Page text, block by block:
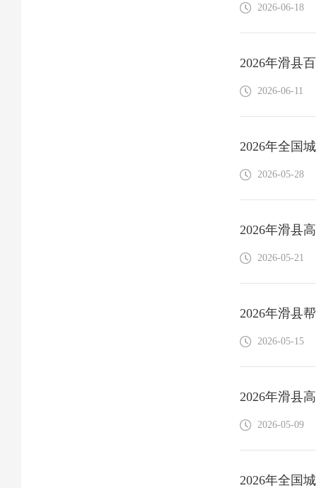
2026-06-18
2026年滑县
2026-06-11
2026年全国
2026-05-28
2026年滑县
2026-05-21
2026年滑县
2026-05-15
2026年滑县
2026-05-09
2026年全国